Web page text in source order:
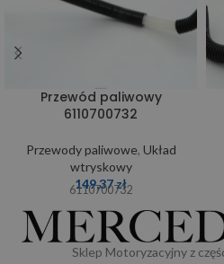
Przewód paliwowy
6110700732
Przewody paliwowe, Układ
wtryskowy
149,37zł
6110700732
Sklep Motoryzacyjny z